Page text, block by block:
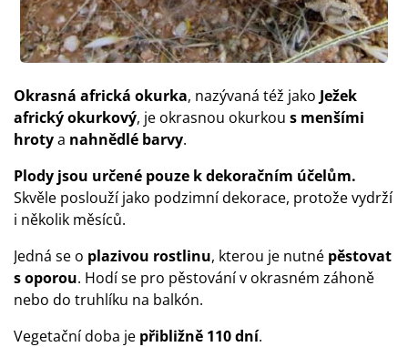
Okrasná africká okurka, nazývaná též jako Ježek
africký okurkový, je okrasnou okurkou s menšími
hrotya nahnědlé barvy.
Plody jsou určené pouze k dekoračním účelům.
Skvěle poslouží jako podzimní dekorace, protože vydrží
i několik měsíců.
Jedná se o plazivou rostlinu, kterou je nutné pěstovat
s oporou. Hodí se pro pěstování v okrasném záhoně
nebo do truhlíku na balkón.
Vegetační doba je přibližně 110 dní.